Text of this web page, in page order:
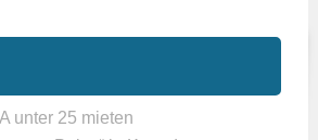
unter 25 mieten